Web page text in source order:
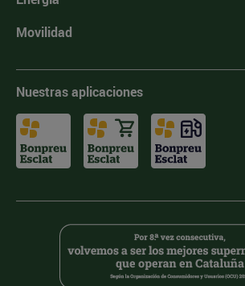
Movilidad
Nuestras aplicaciones